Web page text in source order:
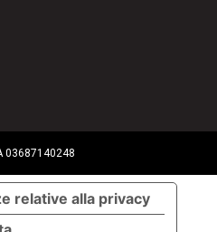
03687140248
relative alla privacy